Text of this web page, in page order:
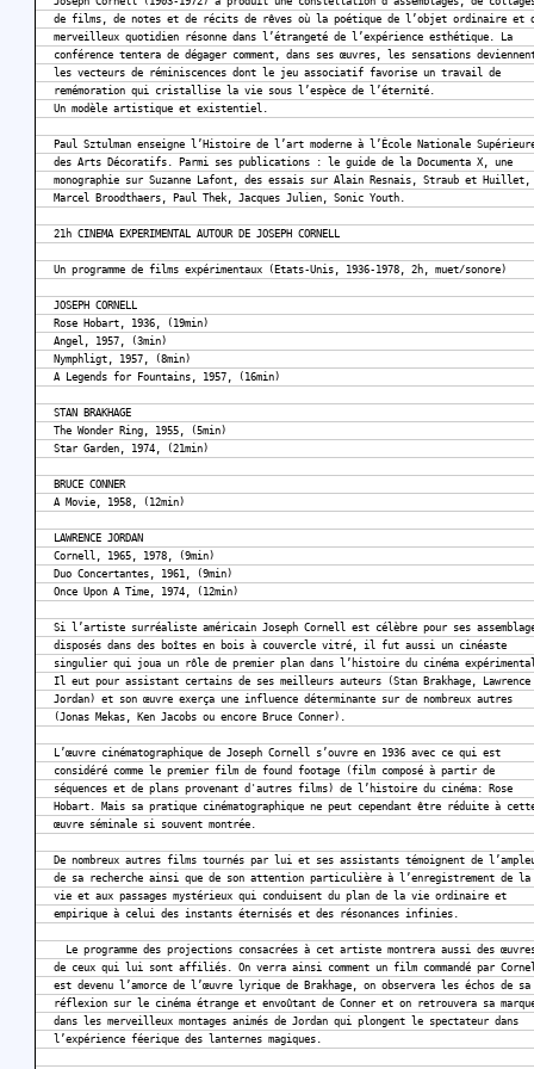
de films, de notes et de récits de rêves où la poétique de l’objet ordinaire et
merveilleux quotidien résonne dans l’étrangeté de l’expérience esthétique. La
conférence tentera de dégager comment, dans ses œuvres, les sensations
les vecteurs de réminiscences dont le jeu associatif favorise un travail de
remémoration qui cristallise la vie sous l’espèce de l’éternité.
Un modèle artistique et existentiel.
Paul Sztulman enseigne l’Histoire de l’art moderne à l’École Nationale
des Arts Décoratifs. Parmi ses publications : le guide de la Documenta X, une
monographie sur Suzanne Lafont, des essais sur Alain Resnais, Straub et Huillet,
Marcel Broodthaers, Paul Thek, Jacques Julien, Sonic Youth.
21h CINEMA EXPERIMENTAL AUTOUR DE JOSEPH CORNELL
Un programme de films expérimentaux (Etats-Unis, 1936-1978, 2h, muet/sonore)
JOSEPH CORNELL
Rose Hobart, 1936, (19min)
Angel, 1957, (3min)
Nymphligt, 1957, (8min)
A Legends for Fountains, 1957, (16min)
STAN BRAKHAGE
The Wonder Ring, 1955, (5min)
Star Garden, 1974, (21min)
BRUCE CONNER
A Movie, 1958, (12min)
LAWRENCE JORDAN
Cornell, 1965, 1978, (9min)
Duo Concertantes, 1961, (9min)
Once Upon A Time, 1974, (12min)
Si l’artiste surréaliste américain Joseph Cornell est célèbre pour ses
disposés dans des boîtes en bois à couvercle vitré, il fut aussi un cinéaste
singulier qui joua un rôle de premier plan dans l’histoire du cinéma
Il eut pour assistant certains de ses meilleurs auteurs (Stan Brakhage, Lawrence
Jordan) et son œuvre exerça une influence déterminante sur de nombreux autres
(Jonas Mekas, Ken Jacobs ou encore Bruce Conner).
L’œuvre cinématographique de Joseph Cornell s’ouvre en 1936 avec ce qui est
considéré comme le premier film de found footage (film composé à partir de
séquences et de plans provenant d'autres films) de l’histoire du cinéma: Rose
Hobart. Mais sa pratique cinématographique ne peut cependant être réduite à
œuvre séminale si souvent montrée.
De nombreux autres films tournés par lui et ses assistants témoignent de
de sa recherche ainsi que de son attention particulière à l’enregistrement de la
vie et aux passages mystérieux qui conduisent du plan de la vie ordinaire et
empirique à celui des instants éternisés et des résonances infinies.
Le programme des projections consacrées à cet artiste montrera aussi des
de ceux qui lui sont affiliés. On verra ainsi comment un film commandé par
est devenu l’amorce de l’œuvre lyrique de Brakhage, on observera les échos de sa
réflexion sur le cinéma étrange et envoûtant de Conner et on retrouvera sa
dans les merveilleux montages animés de Jordan qui plongent le spectateur dans
l’expérience féerique des lanternes magiques.